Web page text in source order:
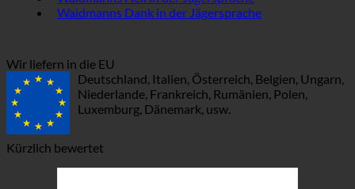
Waidmanns Dank in der Jägersprache
Wir liefern in die EU
Deutschland, Italien, Österreich, Belgien, Ungarn,
Niederlande, Frankreich, Rumänien, Polen,
Luxemburg, Dänemark, usw.
Kürzlich bewertet